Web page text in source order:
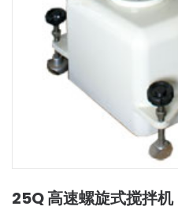
25Q 高速螺旋式搅拌机